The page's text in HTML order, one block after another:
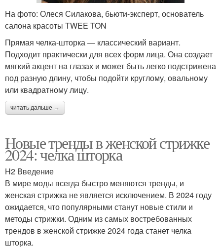
На фото: Олеся Силакова, бьюти-эксперт, основатель
салона красоты TWEE TON
Прямая челка-шторка — классический вариант.
Подходит практически для всех форм лица. Она создает
мягкий акцент на глазах и может быть легко подстрижена
под разную длину, чтобы подойти круглому, овальному
или квадратному лицу.
читать дальше →
Новые тренды в женской стрижке
2024: челка шторка
H2 Введение
В мире моды всегда быстро меняются тренды, и
женская стрижка не является исключением. В 2024 году
ожидается, что популярными станут новые стили и
методы стрижки. Одним из самых востребованных
трендов в женской стрижке 2024 года станет челка
шторка.